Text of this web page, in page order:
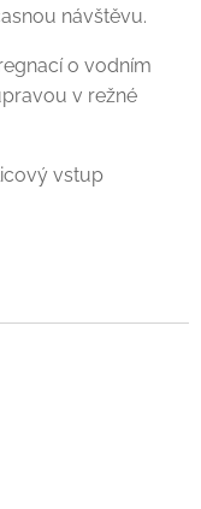
návštěvu.
o vodním
v režné
vstup